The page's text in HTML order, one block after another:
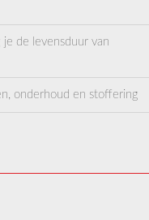
de levensduur van
onderhoud en stoffering